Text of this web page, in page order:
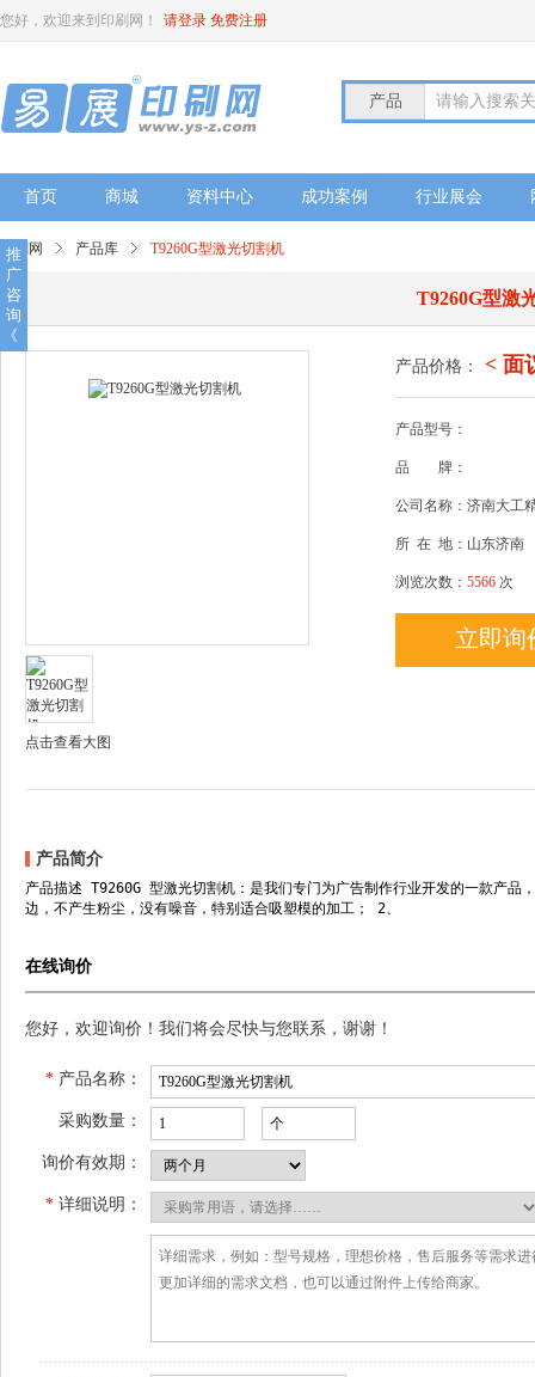
您好，欢迎来到印刷网！ 请登录 免费注册
产品 请输入搜索
首页 商城 资料中心 成功案例 行业展会
印刷网 产品库 T9260G型激光切割机
T9260G型激
点击查看大图
产品价格： < 面
产品型号：
品 牌：
公司名称：济南大工
所 在 地：山东济南
浏览次数： 5566 次
立即询
产品简介
产品描述 T9260G 型激光切割机：是我们专门为广告制作行业开发的一款产
边，不产生粉尘，没有噪音，特别适合吸塑模的加工； 2、
在线询价
您好，欢迎询价！我们将会尽快与您联系，谢谢！
* 产品名称：
采购数量：
询价有效期：
* 详细说明：
推
广
咨
询
《